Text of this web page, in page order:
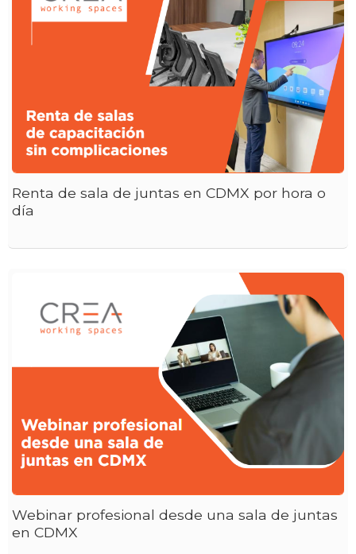
Renta de sala de juntas en CDMX por hora o
día
Webinar profesional desde una sala de juntas
en CDMX